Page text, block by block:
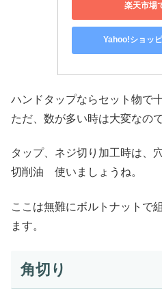
楽天市場
Yahoo!ショッ
ハンドタップならセット物で
ただ、数が多い時は大変なの
タップ、ネジ切り加工時は
切削油 使いましょうね。
ここは無難にボルトナットで
ます。
角切り